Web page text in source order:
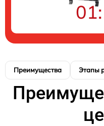
Преимущества Этапы